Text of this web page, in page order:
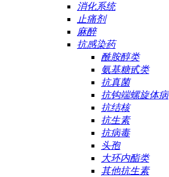
消化系统
止痛剂
麻醉
抗感染药
酰胺醇类
氨基糖甙类
抗真菌
抗钩端螺旋体病
抗结核
抗生素
抗病毒
头孢
大环内酯类
其他抗生素